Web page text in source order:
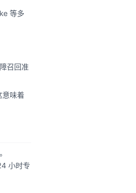
等多
召回准
意味着
小时专